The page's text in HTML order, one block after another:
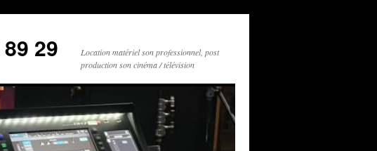
29
Location matériel son professionnel, post
production son cinéma / télévision